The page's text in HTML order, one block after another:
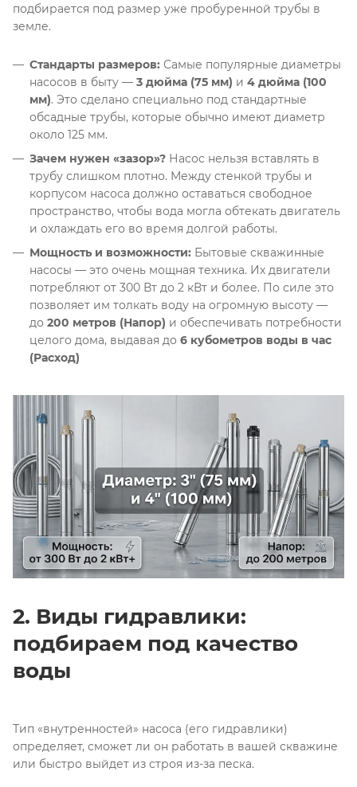
подбирается под размер уже пробуренной трубы в
земле.
Стандарты размеров: Самые популярные диаметры
насосов в быту — 3 дюйма (75 мм) и 4 дюйма (100
мм). Это сделано специально под стандартные
обсадные трубы, которые обычно имеют диаметр
около 125 мм.
Зачем нужен «зазор»? Насос нельзя вставлять в
трубу слишком плотно. Между стенкой трубы и
корпусом насоса должно оставаться свободное
пространство, чтобы вода могла обтекать двигатель
и охлаждать его во время долгой работы.
Мощность и возможности: Бытовые скважинные
насосы — это очень мощная техника. Их двигатели
потребляют от 300 Вт до 2 кВт и более. По силе это
позволяет им толкать воду на огромную высоту —
до 200 метров (Напор) и обеспечивать потребности
целого дома, выдавая до 6 кубометров воды в час
(Расход)
2. Виды гидравлики:
подбираем под качество
воды
Тип «внутренностей» насоса (его гидравлики)
определяет, сможет ли он работать в вашей скважине
или быстро выйдет из строя из-за песка.